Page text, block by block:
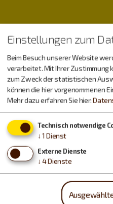
Einstellungen zum
Beim Besuch unserer Website
verarbeitet. Mit Ihrer Zustimmung
zum Zweck der statistischen
können die hier vorgenommenen
Mehr dazu erfahren Sie hier:
Technisch notwendige
↓ 1 Dienst
Externe Dienste
↓ 4Dienste
Wetter
Sonntag, 09.08.
14 - 34 °C
Montag, 10.08.